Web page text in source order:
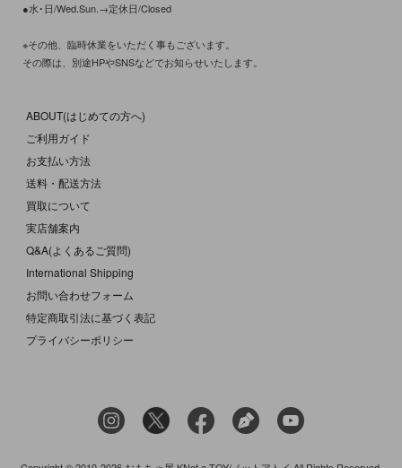
●水･日/Wed.Sun.→定休日/Closed
※その他、臨時休業をいただく事もございます。
その際は、別途HPやSNSなどでお知らせいたします。
ABOUT(はじめての方へ)
ご利用ガイド
お支払い方法
送料・配送方法
買取について
実店舗案内
Q&A(よくあるご質問)
International Shipping
お問い合わせフォーム
特定商取引法に基づく表記
プライバシーポリシー